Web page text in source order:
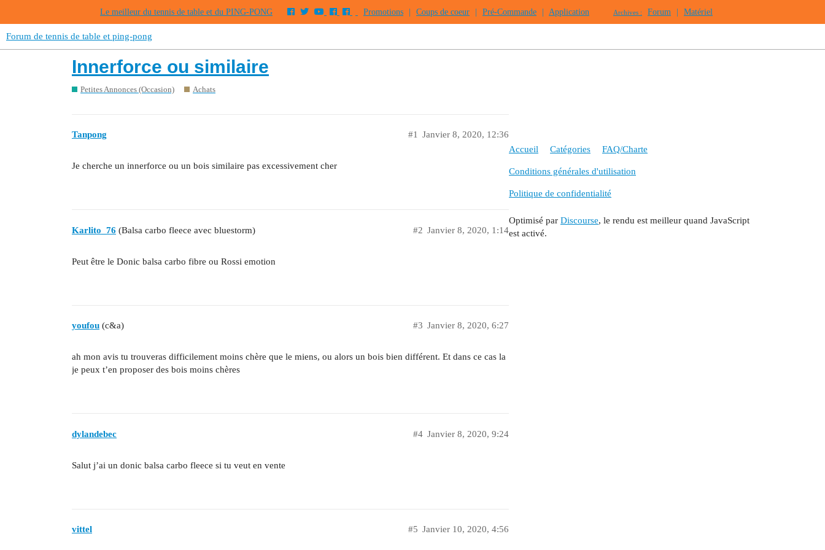
Le meilleur du tennis de table et du PING-PONG Promotions Coups de coeur Pré-Commande Application Archives : Forum Matériel
Forum de tennis de table et ping-pong
Innerforce ou similaire
Petites Annonces (Occasion) Achats
Tanpong Janvier 8, 2020, 12:36
#1
Je cherche un innerforce ou un bois similaire pas excessivement cher
Karlito_76 (Balsa carbo fleece avec bluestorm) Janvier 8, 2020, 1:14
#2
Peut être le Donic balsa carbo fibre ou Rossi emotion
youfou (c&a) Janvier 8, 2020, 6:27
#3
ah mon avis tu trouveras difficilement moins chère que le miens, ou alors un bois bien différent. Et dans ce cas la
je peux t’en proposer des bois moins chères
dylandebec Janvier 8, 2020, 9:24
#4
Salut j’ai un donic balsa carbo fleece si tu veut en vente
vittel Janvier 10, 2020, 4:56
#5
Accueil Catégories FAQ/Charte
Conditions générales d'utilisation
Politique de confidentialité
Optimisé par Discourse, le rendu est meilleur quand JavaScript
est activé.